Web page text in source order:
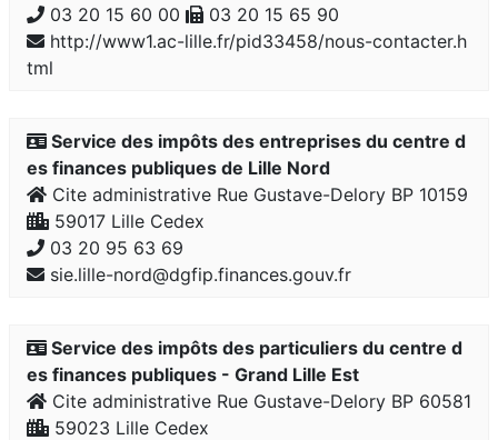
03 20 15 60 00
03 20 15 65 90
http://www1.ac-lille.fr/pid33458/nous-contacter.h
tml
Service des impôts des entreprises du centre d
es finances publiques de Lille Nord
Cite administrative Rue Gustave-Delory BP 10159
59017 Lille Cedex
03 20 95 63 69
sie.lille-nord@dgfip.finances.gouv.fr
Service des impôts des particuliers du centre d
es finances publiques - Grand Lille Est
Cite administrative Rue Gustave-Delory BP 60581
59023 Lille Cedex